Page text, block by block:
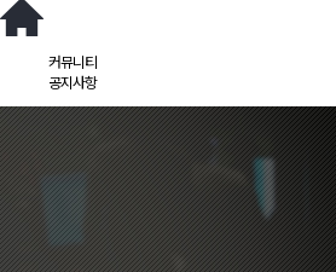
커뮤니티
공지사항